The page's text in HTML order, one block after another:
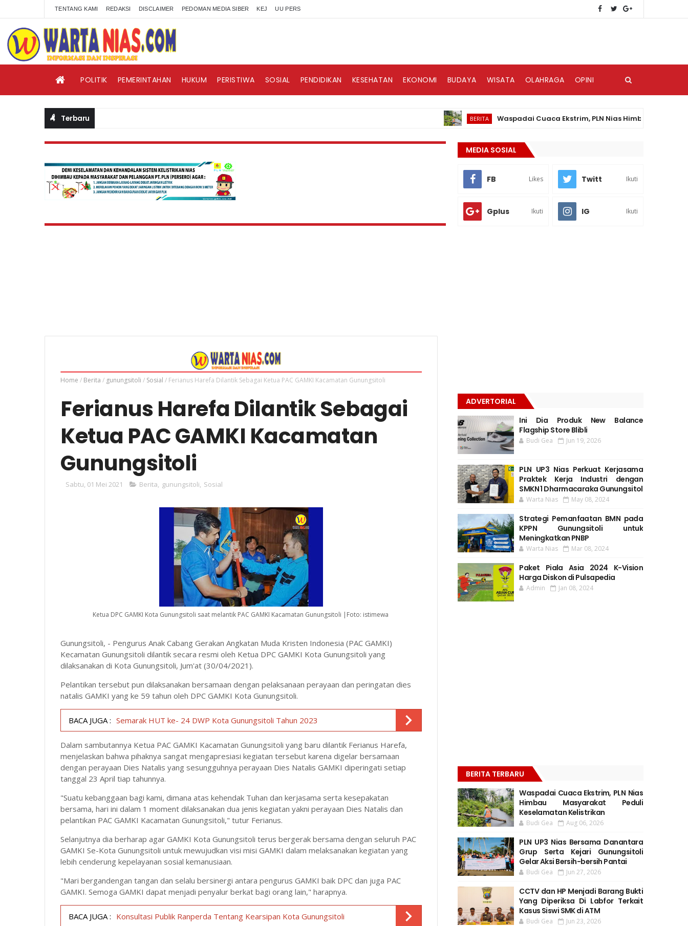
TENTANG KAMI REDAKSI DISCLAIMER PEDOMAN MEDIA SIBER KEJ UU PERS
POLITIK PEMERINTAHAN HUKUM PERISTIWA SOSIAL PENDIDIKAN KESEHATAN EKONOMI BUDAYA WISATA OLAHRAGA OPINI
Terbaru BERITA Waspadai Cuaca Ekstrim, PLN Nias Himbau Masyarakat
Home / Berita / gunungsitoli / Sosial / Ferianus Harefa Dilantik Sebagai Ketua PAC GAMKI Kacamatan Gunungsitoli
Ferianus Harefa Dilantik Sebagai
Ketua PAC GAMKI Kacamatan
Gunungsitoli
Sabtu, 01 Mei 2021 Berita gunungsitoli Sosial
Ketua DPC GAMKI Kota Gunungsitoli saat melantik PAC GAMKI Kacamatan Gunungsitoli |Foto: istimewa
Gunungsitoli, - Pengurus Anak Cabang Gerakan Angkatan Muda Kristen Indonesia (PAC GAMKI)
Kecamatan Gunungsitoli dilantik secara resmi oleh Ketua DPC GAMKI Kota Gunungsitoli yang
dilaksanakan di Kota Gunungsitoli, Jum'at (30/04/2021).
Pelantikan tersebut pun dilaksanakan bersamaan dengan pelaksanaan perayaan dan peringatan dies
natalis GAMKI yang ke 59 tahun oleh DPC GAMKI Kota Gunungsitoli.
BACA JUGA : Semarak HUT ke- 24 DWP Kota Gunungsitoli Tahun 2023
Dalam sambutannya Ketua PAC GAMKI Kacamatan Gunungsitoli yang baru dilantik Ferianus Harefa,
menjelaskan bahwa pihaknya sangat mengapresiasi kegiatan tersebut karena digelar bersamaan
dengan perayaan Dies Natalis yang sesungguhnya perayaan Dies Natalis GAMKI diperingati setiap
tanggal 23 April tiap tahunnya.
"Suatu kebanggaan bagi kami, dimana atas kehendak Tuhan dan kerjasama serta kesepakatan
bersama, hari ini dalam 1 moment dilaksanakan dua jenis kegiatan yakni perayaan Dies Natalis dan
pelantikan PAC GAMKI Kacamatan Gunungsitoli," tutur Ferianus.
Selanjutnya dia berharap agar GAMKI Kota Gunungsitoli terus bergerak bersama dengan seluruh PAC
GAMKI Se-Kota Gunungsitoli untuk mewujudkan visi misi GAMKI dalam melaksanakan kegiatan yang
lebih cenderung kepelayanan sosial kemanusiaan.
"Mari bergandengan tangan dan selalu bersinergi antara pengurus GAMKI baik DPC dan juga PAC
GAMKI. Semoga GAMKI dapat menjadi penyalur berkat bagi orang lain," harapnya.
BACA JUGA : Konsultasi Publik Ranperda Tentang Kearsipan Kota Gunungsitoli
MEDIA SOSIAL
FB Likes Twitt Ikuti
Gplus Ikuti IG Ikuti
ADVERTORIAL
Ini Dia Produk New Balance
Flagship Store Blibli
Budi Gea Jun 19, 2026
PLN UP3 Nias Perkuat Kerjasama
Praktek Kerja Industri dengan
SMKN 1 Dharmacaraka Gunungsitol
Warta Nias May 08, 2024
Strategi Pemanfaatan BMN pada
KPPN Gunungsitoli untuk
Meningkatkan PNBP
Warta Nias Mar 08, 2024
Paket Piala Asia 2024 K-Vision
Harga Diskon di Pulsapedia
Admin Jan 08, 2024
BERITA TERBARU
Waspadai Cuaca Ekstrim, PLN Nias
Himbau Masyarakat Peduli
Keselamatan Kelistrikan
Budi Gea Aug 06, 2026
PLN UP3 Nias Bersama Danantara
Grup Serta Kejari Gunungsitoli
Gelar Aksi Bersih-bersih Pantai
Budi Gea Jun 27, 2026
CCTV dan HP Menjadi Barang Bukti
Yang Diperiksa Di Labfor Terkait
Kasus Siswi SMK di ATM
Budi Gea Jun 23, 2026